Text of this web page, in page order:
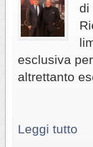
di
esclusiva
altrettanto
Leggi tutto